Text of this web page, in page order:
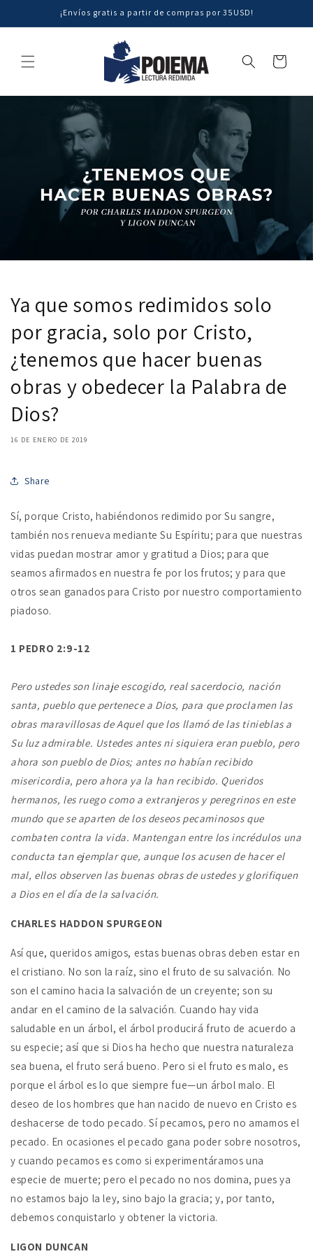
directamente
al contenido
¡Envíos gratis a partir de compras por 35USD!
Carrito
Ya que somos redimidos solo
por gracia, solo por Cristo,
¿tenemos que hacer buenas
obras y obedecer la Palabra de
Dios?
16 DE ENERO DE 2019
Share
Sí, porque Cristo, habiéndonos redimido por Su sangre,
también nos renueva mediante Su Espíritu; para que nuestras
vidas puedan mostrar amor y gratitud a Dios; para que
seamos afirmados en nuestra fe por los frutos; y para que
otros sean ganados para Cristo por nuestro comportamiento
piadoso.
1 PEDRO 2:9-12
Pero ustedes son linaje escogido, real sacerdocio, nación
santa, pueblo que pertenece a Dios, para que proclamen las
obras maravillosas de Aquel que los llamó de las tinieblas a
Su luz admirable. Ustedes antes ni siquiera eran pueblo, pero
ahora son pueblo de Dios; antes no habían recibido
misericordia, pero ahora ya la han recibido. Queridos
hermanos, les ruego como a extranjeros y peregrinos en este
mundo que se aparten de los deseos pecaminosos que
combaten contra la vida. Mantengan entre los incrédulos una
conducta tan ejemplar que, aunque los acusen de hacer el
mal, ellos observen las buenas obras de ustedes y glorifiquen
a Dios en el día de la salvación.
CHARLES HADDON SPURGEON
Así que, queridos amigos, estas buenas obras deben estar en
el cristiano. No son la raíz, sino el fruto de su salvación. No
son el camino hacia la salvación de un creyente; son su
andar en el camino de la salvación. Cuando hay vida
saludable en un árbol, el árbol producirá fruto de acuerdo a
su especie; así que si Dios ha hecho que nuestra naturaleza
sea buena, el fruto será bueno. Pero si el fruto es malo, es
porque el árbol es lo que siempre fue—un árbol malo. El
deseo de los hombres que han nacido de nuevo en Cristo es
deshacerse de todo pecado. Sí pecamos, pero no amamos el
pecado. En ocasiones el pecado gana poder sobre nosotros,
y cuando pecamos es como si experimentáramos una
especie de muerte; pero el pecado no nos domina, pues ya
no estamos bajo la ley, sino bajo la gracia; y, por tanto,
debemos conquistarlo y obtener la victoria.
LIGON DUNCAN